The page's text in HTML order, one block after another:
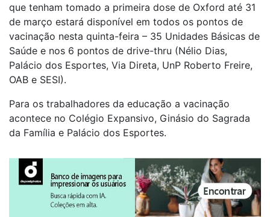
que tenham tomado a primeira dose de Oxford até 31
de março estará disponível em todos os pontos de
vacinação nesta quinta-feira – 35 Unidades Básicas de
Saúde e nos 6 pontos de drive-thru (Nélio Dias,
Palácio dos Esportes, Via Direta, UnP Roberto Freire,
OAB e SESI).
Para os trabalhadores da educação a vacinação
acontece no Colégio Expansivo, Ginásio do Sagrada
da Família e Palácio dos Esportes.